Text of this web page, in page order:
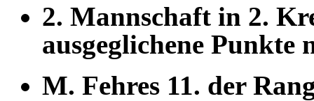
2. Mannschaft in 2.
ausgeglichene Punkte
M. Fehres 11. der